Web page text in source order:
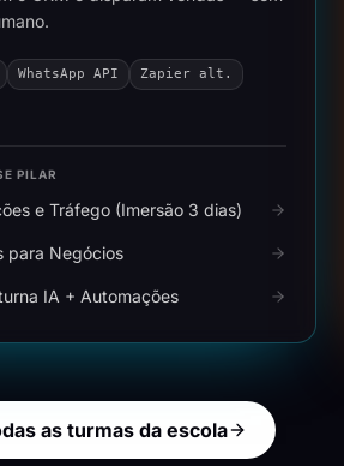
WhatsApp API
Zapier alt.
PILAR
e Tráfego (Imersão 3 dias)
para Negócios
IA + Automações
as turmas da escola